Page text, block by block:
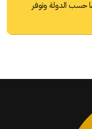
الشحن من 10 إلى 15 يومًا حسب الدولة وتوفر